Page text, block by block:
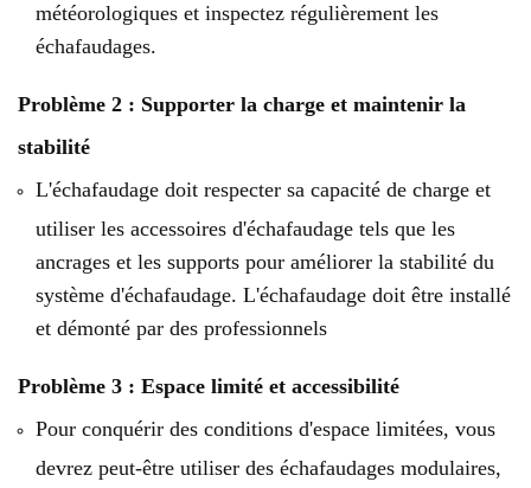
météorologiques et inspectez régulièrement les
échafaudages.
Problème 2 : Supporter la charge et maintenir la
stabilité
L'échafaudage doit respecter sa capacité de charge et
utiliser les accessoires d'échafaudage tels que les
ancrages et les supports pour améliorer la stabilité du
système d'échafaudage. L'échafaudage doit être installé
et démonté par des professionnels
Problème 3 : Espace limité et accessibilité
Pour conquérir des conditions d'espace limitées, vous
devrez peut-être utiliser des échafaudages modulaires,